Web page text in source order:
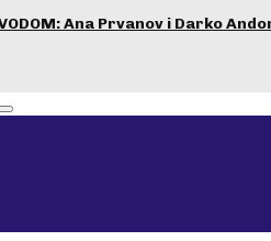
Ana Prvanov i Darko
Pretraga